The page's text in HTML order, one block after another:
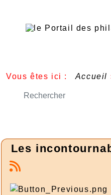
Vous êtes ici : Accueil
Les